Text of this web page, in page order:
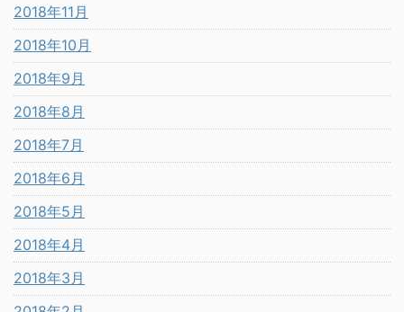
2018年11月
2018年10月
2018年9月
2018年8月
2018年7月
2018年6月
2018年5月
2018年4月
2018年3月